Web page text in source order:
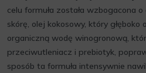
celu formuła została wzbogacona
skórę, olej kokosowy, który głęboko
organiczną wodę winogronową,
przeciwutleniacz i prebiotyk,
sposób ta formuła intensywnie